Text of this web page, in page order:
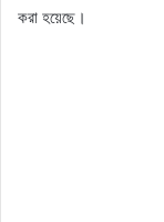
করা হয়েছে।